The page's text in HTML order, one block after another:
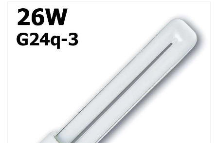
LUMINAIRES
EXTERIEURS
RUBANS
ACCESSOIRES